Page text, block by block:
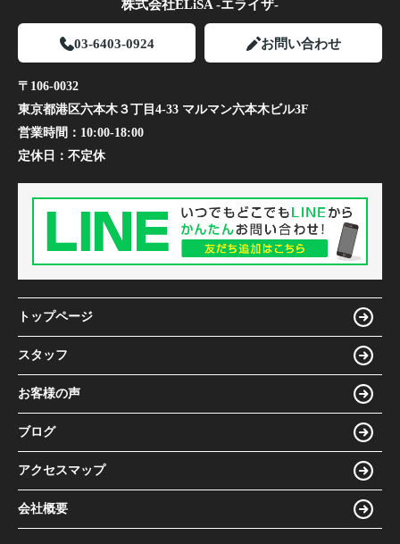
株式会社ELiSA -エライザ-
03-6403-0924 お問い合わせ
〒106-0032
東京都港区六本木３丁目4-33 マルマン六本木ビル3F
営業時間： 10:00-18:00
定休日： 不定休
トップページ
スタッフ
お客様の声
ブログ
アクセスマップ
会社概要